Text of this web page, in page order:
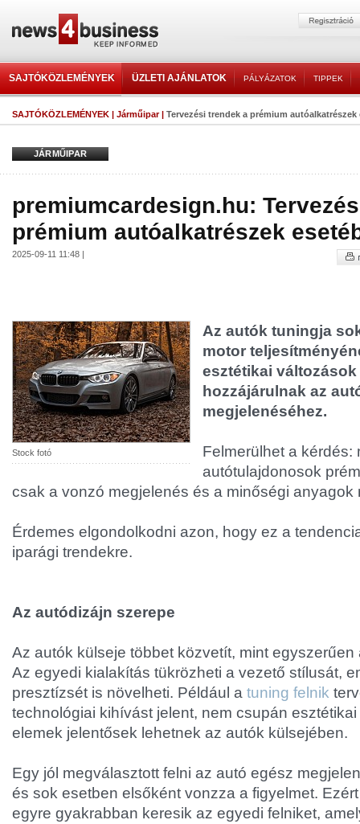
SAJTÓKÖZLEMÉNYEK ÜZLETI AJÁNLATOK PÁLYÁZATOK TIPPEK
SAJTÓKÖZLEMÉNYEK | Járműipar| Tervezési trendek a prémium autóalkatrészek
JÁRMŰIPAR
premiumcardesign.hu:
prémium autóalkatrészek
2025-09-11 11:48 |
Stock fotó
Az autók tuningja
motor
esztétikai
hozzájárulnak az
megjelenéséhez.
Felmerülhet a kérdés:
autótulajdonosok
csak a vonzó megjelenés és a minőségi anyagok
Érdemes elgondolkodni azon, hogy ez a
iparági trendekre.
Az autódizájn szerepe
Az autók külseje többet közvetít, mint
Az egyedi kialakítás tükrözheti a vezető stílusát,
presztízsét is növelheti. Például a tuning felnik
technológiai kihívást jelent, nem csupán
elemek jelentősek lehetnek az autók külsejében.
Egy jól megválasztott felni az autó egész
és sok esetben elsőként vonzza a figyelmet.
egyre gyakrabban keresik az egyedi felniket,